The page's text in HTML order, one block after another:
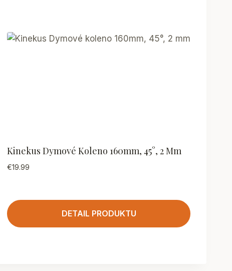
Kinekus Dymové Koleno 160mm, 45°, 2 Mm
€19.99
DETAIL PRODUKTU